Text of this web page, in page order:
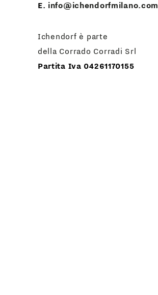
E. info@ichendorfmilano.com
Ichendorf è parte
della Corrado Corradi Srl
Partita Iva 04261170155